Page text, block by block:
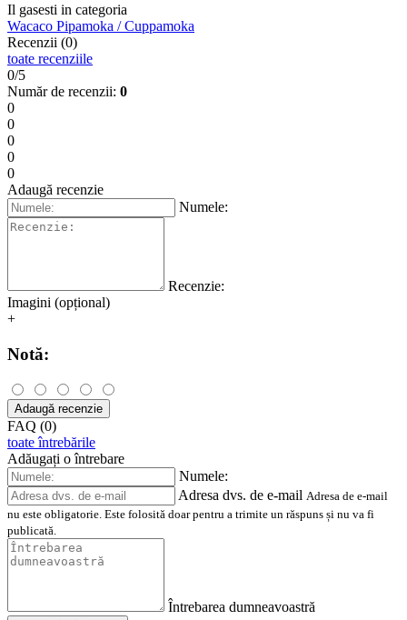
Il gasesti in categoria
Wacaco Pipamoka / Cuppamoka
Recenzii (0)
toate recenziile
0/5
Număr de recenzii: 0
0
0
0
0
0
Adaugă recenzie
Numele:
Recenzie:
Imagini (opțional)
+
Notă:
Adaugă recenzie
FAQ (0)
toate întrebările
Adăugați o întrebare
Numele:
Adresa dvs. de e-mail Adresa de e-mail
nu este obligatorie. Este folosită doar pentru a trimite un răspuns și nu va fi
publicată.
Întrebarea dumneavoastră